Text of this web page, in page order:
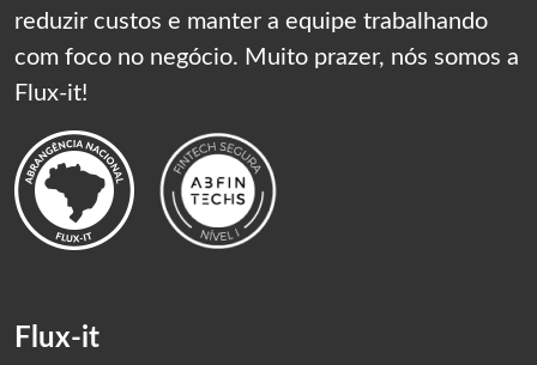
reduzir custos e manter a equipe trabalhando
com foco no negócio. Muito prazer, nós somos a
Flux-it!
Flux-it